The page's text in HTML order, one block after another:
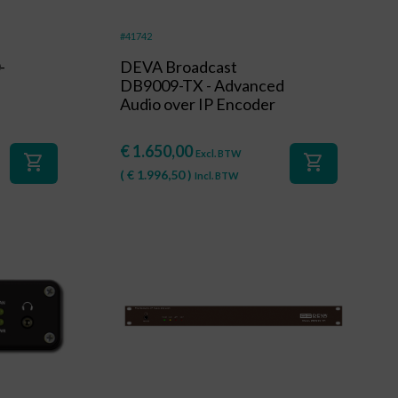
shopping_cart
#41742
DEVA Broadcast
DB9009-TX - Advanced
Audio over IP Encoder
€1.650,00 Excl. BTW
( €1.996,50) Incl. BTW
shopping_cart